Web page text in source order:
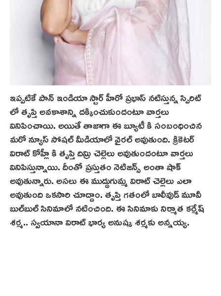
ఇప్పటికే పాన్‌ ఇండియా స్టార్ హీరో ప్రభాస్ నటిస్తున్న స్పిరిట్
లో తృప్తి అవకాశాన్ని దక్కించుకుందంటూ వార్తలు
వినిపించాయి. అయితే తాజాగా ఈ బ్యూటీ కి సంబంధించిన
మరో న్యూస్ సోషల్ మీడియాలో వైరల్ అవుతుంది. క్రికెటర్
విరాట్ కోహ్లీ కి తృప్తి దిమ్రి చెల్లెలు అవుతుందంటూ వార్తలు
వినిపిస్తున్నాయి. దీంతో ప్రస్తుతం నెటిజన్స్ అంతా షాక్
అవుతున్నారు. అసలు ఈ ముద్దుగుమ్మ విరాట్ చెల్లెలు ఎలా
అవుతుంది ఒకసారి చూద్దాం. తృప్తి గతంలో బాలీవుడ్ మూవీ
బుల్‌బుల్ సినిమాలో నటించింది. ఈ సినిమాకు నిర్మాత కర్మేష్
శర్మ.. స్వయానా విరాట్ భార్య అనుష్క శర్మకు అన్నయ్య.